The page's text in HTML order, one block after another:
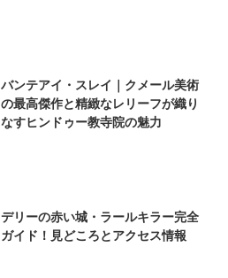
バンテアイ・スレイ｜クメール美術
の最高傑作と精緻なレリーフが織り
なすヒンドゥー教寺院の魅力
デリーの赤い城・ラールキラー完全
ガイド！見どころとアクセス情報